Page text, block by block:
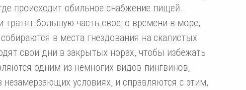
происходит обильное снабжение пищей.
тратят большую часть своего времени в море,
в места гнездования на скалистых
свои дни в закрытых норах, чтобы избежать
одним из немногих видов пингвинов,
условиях, и справляются с этим,